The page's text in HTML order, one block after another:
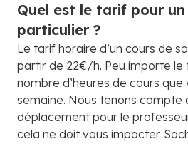
Quel est le tarif pour
particulier ?
Le tarif horaire d’un cours de
partir de 22€/h. Peu importe le
nombre d’heures de cours
semaine. Nous tenons compte
déplacement pour le
cela ne doit vous impacter.